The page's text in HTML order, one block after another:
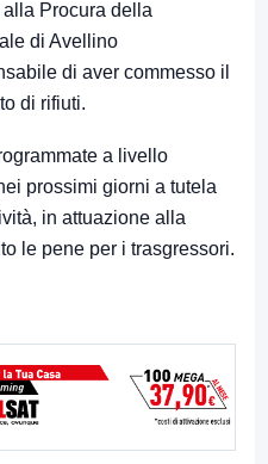
Procura della
di Avellino
di aver commesso il
di rifiuti.
a livello
prossimi giorni a tutela
in attuazione alla
le pene per i trasgressori.